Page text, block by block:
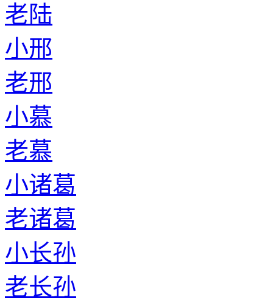
老陆
小邢
老邢
小慕
老慕
小诸葛
老诸葛
小长孙
老长孙